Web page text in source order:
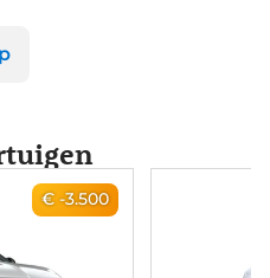
€ -3.500